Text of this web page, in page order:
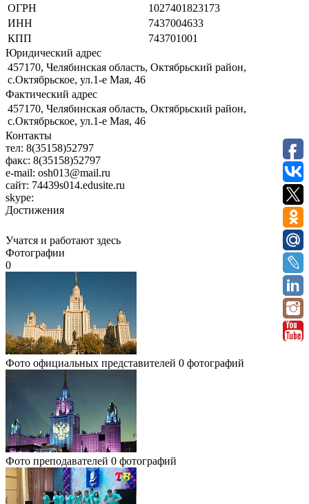
ОГРН
1027401823173
ИНН
7437004633
КПП
743701001
Юридический адрес
457170, Челябинская область, Октябрьский район,
с.Октябрьское, ул.1-е Мая, 46
Фактический адрес
457170, Челябинская область, Октябрьский район,
с.Октябрьское, ул.1-е Мая, 46
Контакты
тел: 8(35158)52797
факс: 8(35158)52797
e-mail: osh013@mail.ru
сайт: 74439s014.edusite.ru
skype:
Достижения
Учатся и работают здесь
Фотографии
0
Фото официальных представителей 0 фотографий
Фото преподавателей 0 фотографий